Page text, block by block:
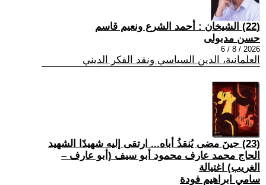
(22) الشيخان : أحمد الشرع ونعيم قاسم
حسن مدبولى
2026 / 8 / 6
العلمانية، الدين السياسي ونقد الفكر الديني
(23) حينَ مضى يُنقذُ أباه... ارتقى إليه شهيدًا الشهيد
الحاج محمد عارف محمود أبو سيف (أبو عارف –
الغريب) اغتيالة
سامي ابراهيم فودة